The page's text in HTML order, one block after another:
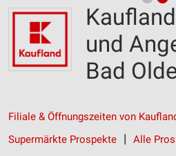
und
Bad
Filiale & Öffnungszeiten von
Supermärkte Prospekte
Alle